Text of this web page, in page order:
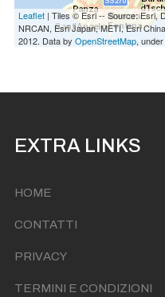
Leaflet | Tiles © Esri -- Source: Esri,
NRCAN, Esri Japan, METI, Esri
2012. Data by OpenStreetMap, under
EXTRA LINKS
HOME
CONTATTI
PRIVACY
TERMINI E CONDIZIONI